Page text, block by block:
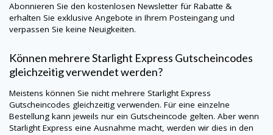
Abonnieren Sie den kostenlosen Newsletter für Rabatte &
erhalten Sie exklusive Angebote in Ihrem Posteingang und
verpassen Sie keine Neuigkeiten.
Können mehrere Starlight Express Gutscheincodes
gleichzeitig verwendet werden?
Meistens können Sie nicht mehrere Starlight Express
Gutscheincodes gleichzeitig verwenden. Für eine einzelne
Bestellung kann jeweils nur ein Gutscheincode gelten. Aber wenn
Starlight Express eine Ausnahme macht, werden wir dies in den